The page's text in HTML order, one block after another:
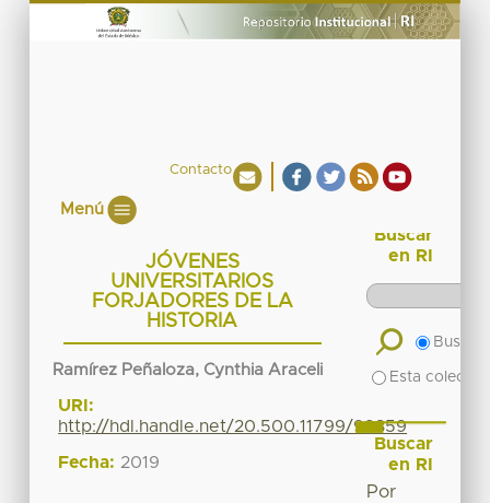
Contacto
Menú
JÓVENES
UNIVERSITARIOS
FORJADORES DE LA
HISTORIA
Ramírez Peñaloza, Cynthia Araceli
URI:
http://hdl.handle.net/20.500.11799/99359
Fecha: 2019
Buscar
en RI
Buscar
Esta
Buscar
en RI
Por